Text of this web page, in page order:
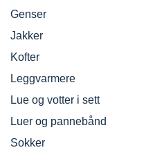
Genser
Jakker
Kofter
Leggvarmere
Lue og votter i sett
Luer og pannebånd
Sokker